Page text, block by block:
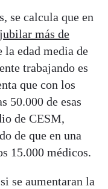
se calcula que en
más de
la edad media de
trabajando es
que con los
50.000 de esas
de CESM,
de que en una
15.000 médicos.
se aumentaran la